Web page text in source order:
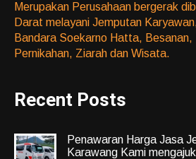
Merupakan Perusahaan bergerak
Darat melayani Jemputan
Bandara Soekarno Hatta, Besanan,
Pernikahan, Ziarah dan Wisata.
Recent Posts
Penawaran Harga Jasa
Karawang Kami